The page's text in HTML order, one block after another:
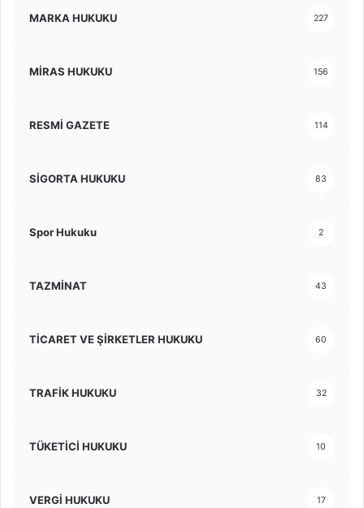
MARKA HUKUKU 227
MİRAS HUKUKU 156
RESMİ GAZETE 114
SİGORTA HUKUKU 83
Spor Hukuku 2
TAZMİNAT 43
TİCARET VE ŞİRKETLER HUKUKU 60
TRAFİK HUKUKU 32
TÜKETİCİ HUKUKU 10
VERGİ HUKUKU 17